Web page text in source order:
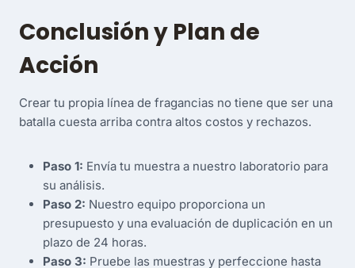
Conclusión y Plan de
Acción
Crear tu propia línea de fragancias no tiene que ser una
batalla cuesta arriba contra altos costos y rechazos.
Paso 1: Envía tu muestra a nuestro laboratorio para
su análisis.
Paso 2: Nuestro equipo proporciona un
presupuesto y una evaluación de duplicación en un
plazo de 24 horas.
Paso 3: Pruebe las muestras y perfeccione hasta